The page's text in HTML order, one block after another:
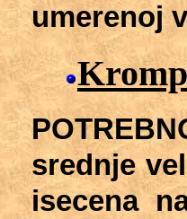
umerenoj
srednje
isecena